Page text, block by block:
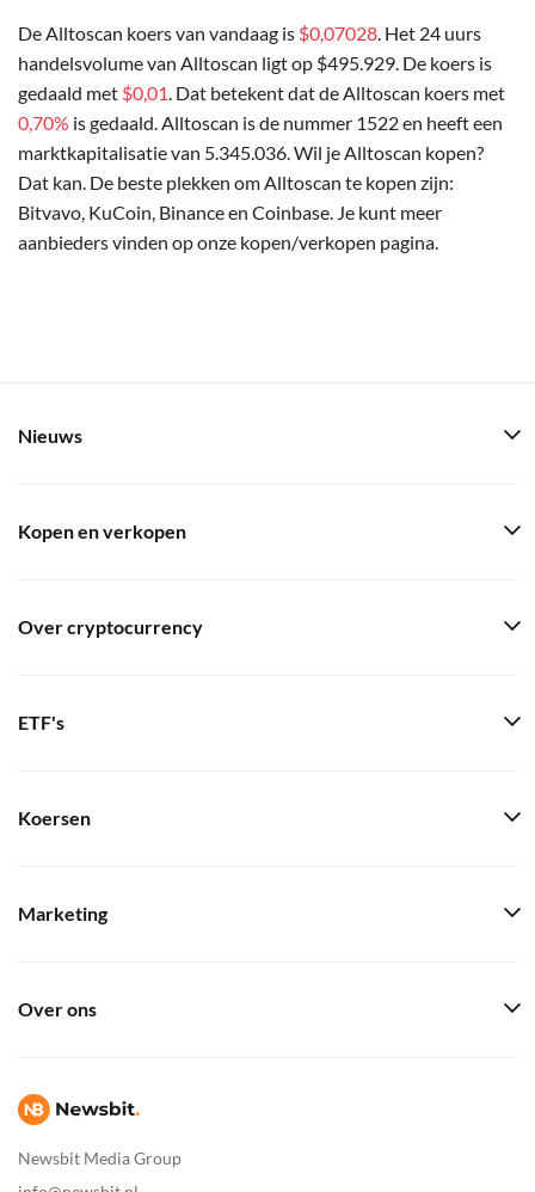
De Alltoscan koers van vandaag is $0,07028. Het 24 uurs
handelsvolume van Alltoscan ligt op $495.929. De koers is
gedaald met $0,01. Dat betekent dat de Alltoscan koers met
0,70% is gedaald. Alltoscan is de nummer 1522 en heeft een
marktkapitalisatie van 5.345.036. Wil je Alltoscan kopen?
Dat kan. De beste plekken om Alltoscan te kopen zijn:
Bitvavo, KuCoin, Binance en Coinbase. Je kunt meer
aanbieders vinden op onze kopen/verkopen pagina.
Newsbit Media Group
Nieuws
Kopen en verkopen
Over cryptocurrency
ETF's
Koersen
Marketing
Over ons